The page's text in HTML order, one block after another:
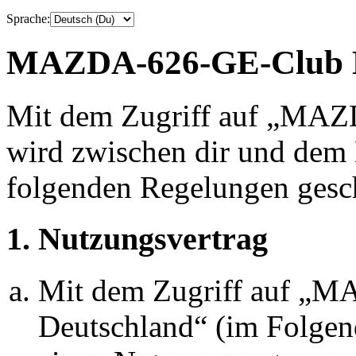
Sprache:
MAZDA-626-GE-Club
Mit dem Zugriff auf
wird zwischen dir und
folgenden Regelungen
1. Nutzungsvertrag
Mit dem Zugriff auf
Deutschland“ (im